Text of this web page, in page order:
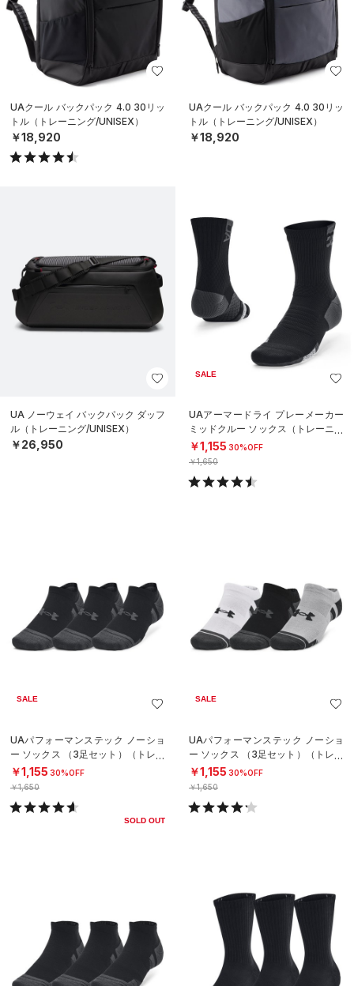
UAクール バックパック 4.0 30リッ
トル（トレーニング/UNISEX）
￥18,920
UAクール バックパック 4.0 30リッ
トル（トレーニング/UNISEX）
￥18,920
UA ノーウェイ バックパック ダッフ
ル（トレーニング/UNISEX）
￥26,950
SALE
UAアーマードライ プレーメーカー
ミッドクルー ソックス（トレーニン
グ/UNISEX）
￥1,155 30%OFF
￥1,650
SALE
UAパフォーマンステック ノーショ
ー ソックス （3足セット）（トレー
ニング/UNISEX）
￥1,155 30%OFF
￥1,650
SOLD OUT
SALE
UAパフォーマンステック ノーショ
ー ソックス （3足セット）（トレー
ニング/UNISEX）
￥1,155 30%OFF
￥1,650